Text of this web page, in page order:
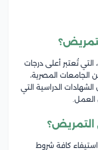
تُعتبر أعلى درجات
الجامعات المصرية،
الدراسية التي
العمل.
التمريض؟
كافة شروط